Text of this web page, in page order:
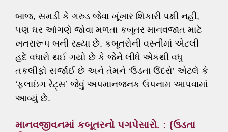
બાજ, સમડી કે ગરુડ જેવા ખૂંખાર શિકારી પક્ષી નહીં,
પણ ઘર આંગણે જોવા મળતા કબૂતર માનવજાત માટે
ખતરારૂપ બની રહ્યા છે. કબૂતરોની વસ્તીમાં એટલી
હદે વધારો થઈ ગયો છે કે જેને લીધે એકથી વધુ
તકલીફો સર્જાઈ છે અને તેમને ‘ઉડતા ઉંદરો’ એટલે કે
‘ફ્લાઇંગ રેટ્સ’ જેવું અપમાનજનક ઉપનામ આપવામાં
આવ્યું છે.
માનવજીવનમાં કબૂતરનો પગપેસારો. : (ઉડતા